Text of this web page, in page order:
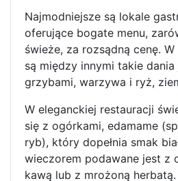
Najmodniejsze są lokale
oferujące bogate menu,
świeże, za rozsądną cenę.
są między innymi takie
grzybami, warzywa i ryż,
W eleganckiej restauracji
się z ogórkami, edamame
ryb), który dopełnia smak
wieczorem podawane jest z
kawą lub z mrożoną herbatą.